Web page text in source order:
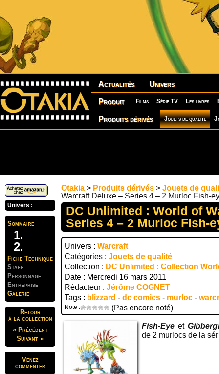
Actualités Univers
Produit Films Série TV Les livres
Produits dérivés Jouets de qualité
Univers :
Sommaire
Fiche Technique
Staff
Personnage
Entreprise
Galerie
Retour
à la collection
« Précédent
Suivant »
Venez
commenter
Otakia > Produits dérivés > Jouets de
Warcraft Deluxe – Series 4 – 2 Murloc Fish-
DC Unlimited : World of
Series 4 – 2 Murloc Fish-
Univers : Warcraft
Catégories : Jouets de qualité
Collection : DC Unlimited : Collection
Date : Mercredi 16 mars 2011
Rédacteur : Jérôme COGNET
Tags : blizzard - dc comics - murloc -
Note : (Pas encore noté)
Fish-Eye et
de 2 murlocs de la